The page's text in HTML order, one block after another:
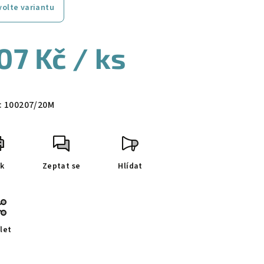
variantu
Kč / ks
100207/20M
Zeptat se Hlídat